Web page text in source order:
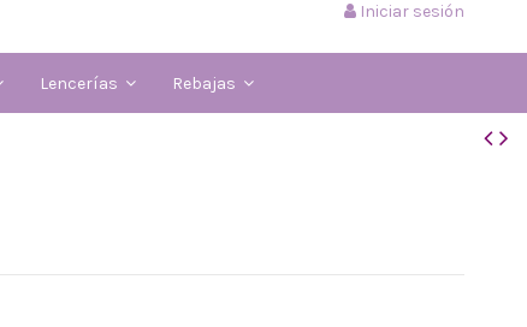
Iniciar sesión
Lencerías Rebajas